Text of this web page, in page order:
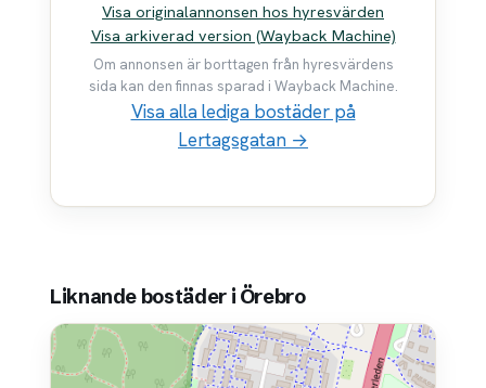
Visa originalannonsen hos hyresvärden
Visa arkiverad version (Wayback Machine)
Om annonsen är borttagen från hyresvärdens
sida kan den finnas sparad i Wayback Machine.
Visa alla lediga bostäder på
Lertagsgatan →
Liknande bostäder i Örebro